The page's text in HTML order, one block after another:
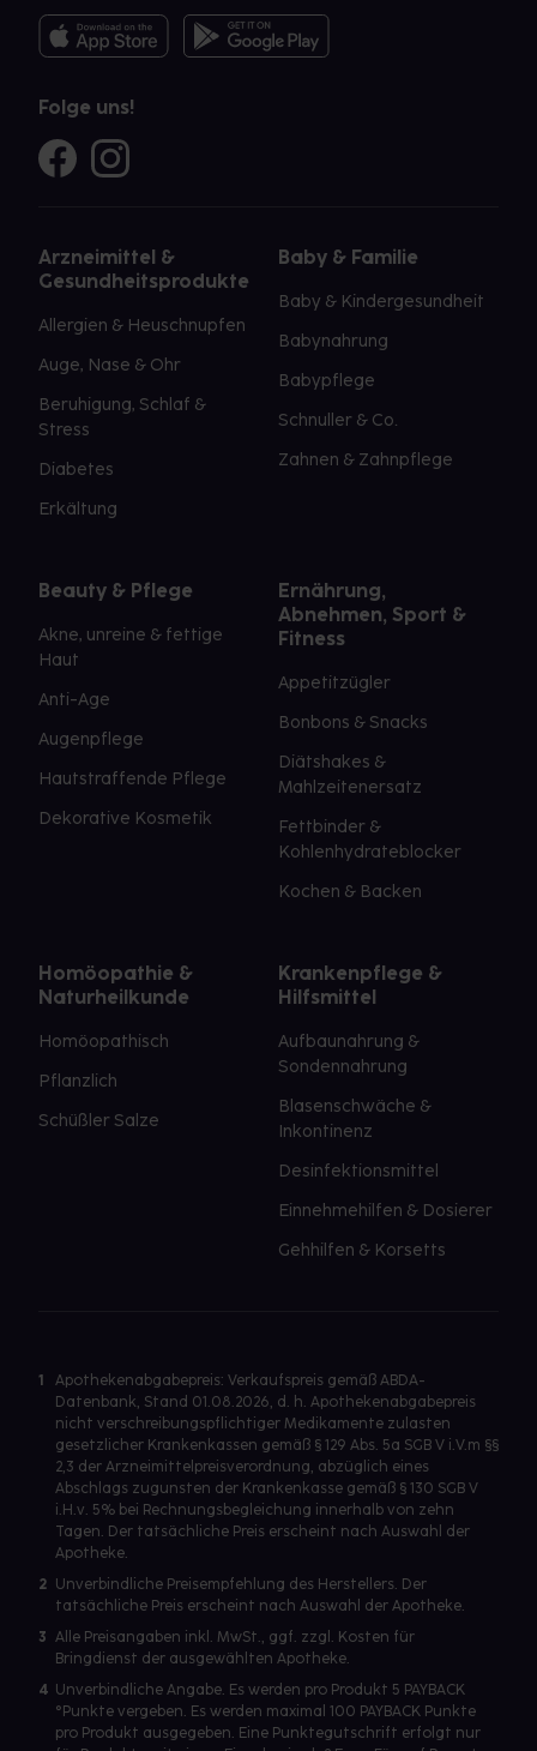
Folge uns!
Arzneimittel &
Gesundheitsprodukte
Allergien & Heuschnupfen
Auge, Nase & Ohr
Beruhigung, Schlaf &
Stress
Diabetes
Erkältung
Baby & Familie
Baby & Kindergesundheit
Babynahrung
Babypflege
Schnuller & Co.
Zahnen & Zahnpflege
Beauty & Pflege
Akne, unreine & fettige
Haut
Anti-Age
Augenpflege
Hautstraffende Pflege
Dekorative Kosmetik
Ernährung,
Abnehmen, Sport &
Fitness
Appetitzügler
Bonbons & Snacks
Diätshakes &
Mahlzeitenersatz
Fettbinder &
Kohlenhydrateblocker
Kochen & Backen
Homöopathie &
Naturheilkunde
Homöopathisch
Pflanzlich
Schüßler Salze
Krankenpflege &
Hilfsmittel
Aufbaunahrung &
Sondennahrung
Blasenschwäche &
Inkontinenz
Desinfektionsmittel
Einnehmehilfen & Dosierer
Gehhilfen & Korsetts
1
Apothekenabgabepreis: Verkaufspreis gemäß ABDA-
Datenbank, Stand 01.08.2026, d. h. Apothekenabgabepreis
nicht verschreibungspflichtiger Medikamente zulasten
gesetzlicher Krankenkassen gemäß § 129 Abs. 5a SGB V i.V.m §§
2,3 der Arzneimittelpreisverordnung, abzüglich eines
Abschlags zugunsten der Krankenkasse gemäß § 130 SGB V
i.H.v. 5% bei Rechnungsbegleichung innerhalb von zehn
Tagen. Der tatsächliche Preis erscheint nach Auswahl der
Apotheke.
2 Unverbindliche Preisempfehlung des Herstellers. Der
tatsächliche Preis erscheint nach Auswahl der Apotheke.
3 Alle Preisangaben inkl. MwSt., ggf. zzgl. Kosten für
Bringdienst der ausgewählten Apotheke.
4 Unverbindliche Angabe. Es werden pro Produkt 5 PAYBACK
°Punkte vergeben. Es werden maximal 100 PAYBACK Punkte
pro Produkt ausgegeben. Eine Punktegutschrift erfolgt nur